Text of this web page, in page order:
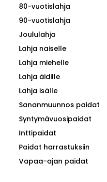
80-vuotislahja
90-vuotislahja
Joululahja
Lahja naiselle
Lahja miehelle
Lahja äidille
Lahja isälle
Sananmuunnos paidat
Syntymävuosipaidat
Inttipaidat
Paidat harrastuksiin
Vapaa-ajan paidat